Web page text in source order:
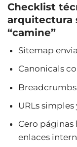
Checklist
arquitectura
“camine”
Sitemap
Canonicals
URLs
Cero
enlaces